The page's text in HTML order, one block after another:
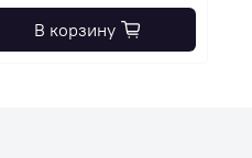
В корзину